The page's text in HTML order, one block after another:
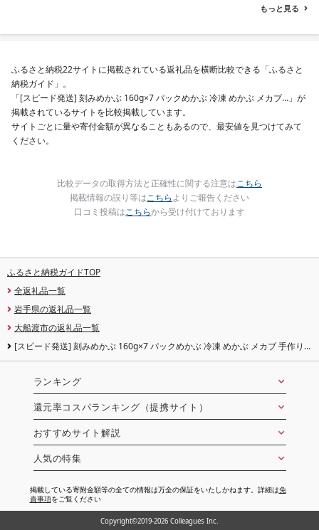
もっと見る
ふるさと納税22サイトに掲載されている返礼品を横断比較できる「ふるさと
納税ガイド」。
「[スピード発送] 刻みめかぶ 160g×7 パックめかぶ 冷凍 めかぶ メカブ…」が
掲載されているサイトを比較掲載しています。
サイトごとに量や寄付金額が異なることもあるので、最安値を見つけてみて
ください。
比較データの取得方法と正確性に関する注意はこちら
掲載情報の誤り等はこちらよりご報告ください
口コミ投稿はこちらから受け付けております
ふるさと納税ガイドTOP
全返礼品一覧
岩手県の返礼品一覧
大船渡市の返礼品一覧
[スピード発送] 刻みめかぶ 160g×7 パックめかぶ 冷凍 めかぶ メカブ 手作り
ランキング
還元率コスパランキング（提携サイト）
おすすめサイト解説
人気の特集
掲載している寄附金額等の全ての情報は万全の保証をいたしかねます。詳細は免
責事項をご覧ください
Copyright©2019-2026 Colleagues Inc.